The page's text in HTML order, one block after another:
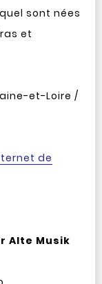
sont nées
et
et-Loire /
de
Alte Musik